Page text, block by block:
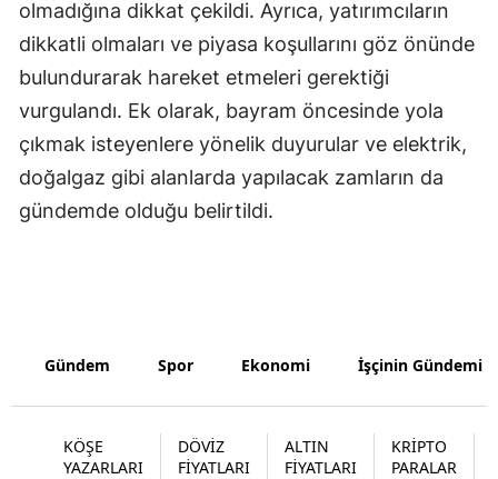
Yozgat
Aksaray
Bayburt
olmadığına dikkat çekildi. Ayrıca, yatırımcıların
dikkatli olmaları ve piyasa koşullarını göz önünde
bulundurarak hareket etmeleri gerektiği
vurgulandı. Ek olarak, bayram öncesinde yola
çıkmak isteyenlere yönelik duyurular ve elektrik,
doğalgaz gibi alanlarda yapılacak zamların da
gündemde olduğu belirtildi.
Gündem Spor Ekonomi İşçinin Gündemi
KÖŞE
YAZARLARI
DÖVİZ
FİYATLARI
ALTIN
FİYATLARI
KRİPTO
PARALAR